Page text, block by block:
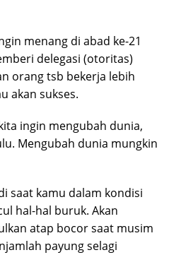
menang di abad ke-21
delegasi (otoritas)
orang tsb bekerja lebih
akan sukses.
ingin mengubah dunia,
Mengubah dunia mungkin
saat kamu dalam kondisi
hal-hal buruk. Akan
atap bocor saat musim
payung selagi